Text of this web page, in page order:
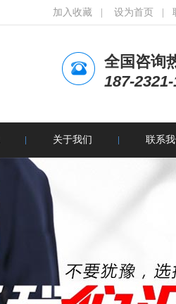
加入收藏 设为首页
全国咨询
187-
关于我们 联系我